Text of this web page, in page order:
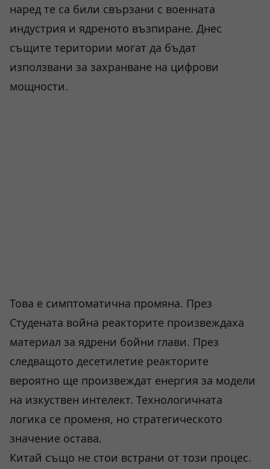
наред те са били свързани с военната
индустрия и ядреното възпиране. Днес
същите територии могат да бъдат
използвани за захранване на цифрови
мощности.
Това е симптоматична промяна. През
Студената война реакторите произвеждаха
материал за ядрени бойни глави. През
следващото десетилетие реакторите
вероятно ще произвеждат енергия за модели
на изкуствен интелект. Технологичната
логика се променя, но стратегическото
значение остава.
Китай също не стои встрани от този процес.